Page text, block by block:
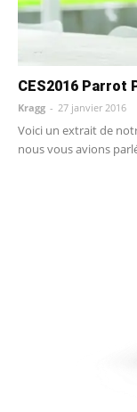
CES2016 Parrot
Kragg - 27 janvier 2016
Voici un extrait de notre
nous vous avions